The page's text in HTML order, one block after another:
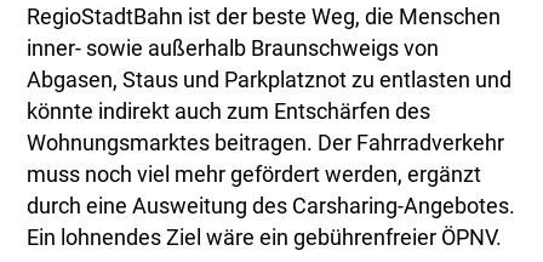
RegioStadtBahn ist der beste Weg, die Menschen
inner- sowie außerhalb Braunschweigs von
Abgasen, Staus und Parkplatznot zu entlasten und
könnte indirekt auch zum Entschärfen des
Wohnungsmarktes beitragen. Der Fahrradverkehr
muss noch viel mehr gefördert werden, ergänzt
durch eine Ausweitung des Carsharing-Angebotes.
Ein lohnendes Ziel wäre ein gebührenfreier ÖPNV.